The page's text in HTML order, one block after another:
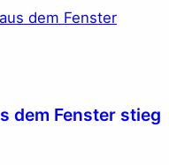
dem Fenster stieg